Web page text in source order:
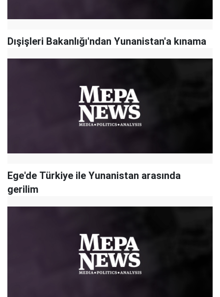
Dışişleri Bakanlığı'ndan Yunanistan'a kınama
Ege'de Türkiye ile Yunanistan arasında
gerilim